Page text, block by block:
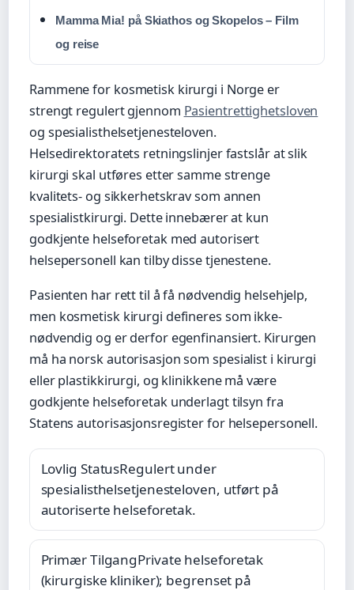
Mamma Mia! på Skiathos og Skopelos – Film
og reise
Rammene for kosmetisk kirurgi i Norge er
strengt regulert gjennom Pasientrettighetsloven
og spesialisthelsetjenesteloven.
Helsedirektoratets retningslinjer fastslår at slik
kirurgi skal utføres etter samme strenge
kvalitets- og sikkerhetskrav som annen
spesialistkirurgi. Dette innebærer at kun
godkjente helseforetak med autorisert
helsepersonell kan tilby disse tjenestene.
Pasienten har rett til å få nødvendig helsehjelp,
men kosmetisk kirurgi defineres som ikke-
nødvendig og er derfor egenfinansiert. Kirurgen
må ha norsk autorisasjon som spesialist i kirurgi
eller plastikkirurgi, og klinikkene må være
godkjente helseforetak underlagt tilsyn fra
Statens autorisasjonsregister for helsepersonell.
Lovlig StatusRegulert under
spesialisthelsetjenesteloven, utført på
autoriserte helseforetak.
Primær TilgangPrivate helseforetak
(kirurgiske kliniker); begrenset på